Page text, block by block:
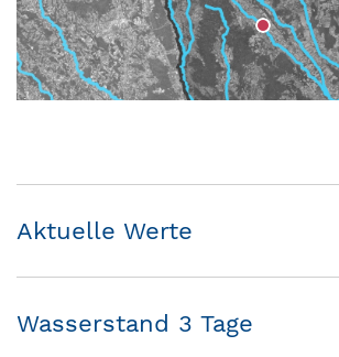
Aktuelle Werte
Wasserstand 3 Tage